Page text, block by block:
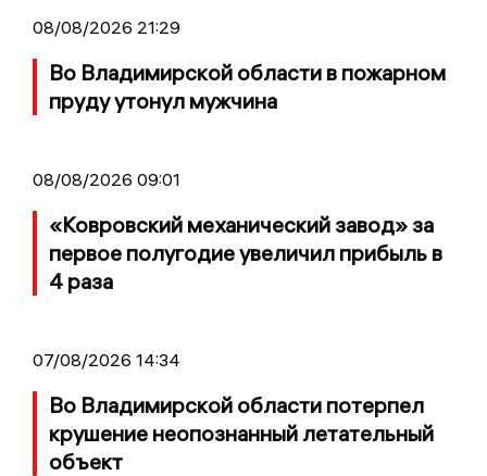
08/08/2026 21:29
Во Владимирской области в пожарном
пруду утонул мужчина
08/08/2026 09:01
«Ковровский механический завод» за
первое полугодие увеличил прибыль в
4 раза
07/08/2026 14:34
Во Владимирской области потерпел
крушение неопознанный летательный
объект